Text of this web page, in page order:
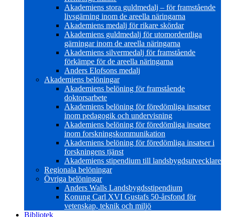
Akademiens stora guldmedalj – för framstående
livsgärning inom de areella näringarna
Akademiens medalj för rikare skördar
Akademiens guldmedalj för utomordentliga
gärningar inom de areella näringarna
Akademiens silvermedalj för framstående
förkämpe för de areella näringarna
Anders Elofsons medalj
Akademiens belöningar
Akademiens belöning för framstående
doktorsarbete
Akademiens belöning för föredömliga insatser
inom pedagogik och undervisning
Akademiens belöning för föredömliga insatser
inom forskningskommunikation
Akademiens belöning för föredömliga insatser i
forskningens tjänst
Akademiens stipendium till landsbygdsutvecklare
Regionala belöningar
Övriga belöningar
Anders Walls Landsbygdsstipendium
Konung Carl XVI Gustafs 50-årsfond för
vetenskap, teknik och miljö
Bibliotek